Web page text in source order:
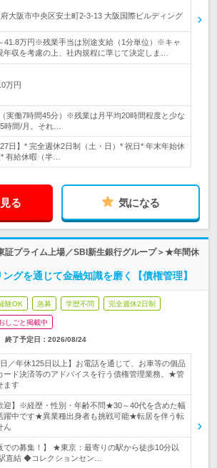
大阪市中央区安土町2-3-13 大阪国際ビルディング
41.8万円※残業手当は別途支給（1分単位）※キャ
年収を考慮の上、社内規程に準じて決定しま…
万円
実働7時間45分）※残業は月平均20時間程度と少な
時間/月。それ…
日】* 完全週休2日制（土・日）* 祝日* 年末年始休
有給休暇（半…
る 気になる
証プライム上場／SBI新生銀行グループ＞★年間休
グを通じて金融知識を磨く【債権管理】
験OK 急募 学歴不問 完全週休2日制
しごと掲載中
終了予定日： 2026/08/24
日／年休125日以上】お電話を通じて、お車等の個品
ード決済等のアドバイスを行う債権管理業務。★管
ます
迎】※経歴・性別・年齢不問★30～40代を含めた幅
躍中です★異業種出身者も挑戦可能★転居を伴う転
ん
での募集！】 ★東京：最寄りの駅から徒歩10分以
直結 ◆コレクションセン…